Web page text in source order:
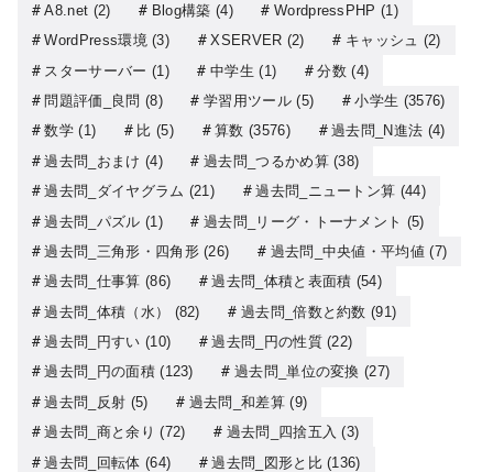
A8.net (2) Blog構築 (4) WordpressPHP (1)
WordPress環境(3) XSERVER (2) キャッシュ (2)
スターサーバー (1) 中学生 (1) 分数(4)
問題評価_良問 (8) 学習用ツール(5) 小学生 (3576)
数学(1) 比 (5) 算数 (3576) 過去問_N進法 (4)
過去問_おまけ (4) 過去問_つるかめ算(38)
過去問_ダイヤグラム (21) 過去問_ニュートン算 (44)
過去問_パズル (1) 過去問_リーグ・トーナメント (5)
過去問_三角形・四角形(26) 過去問_中央値・平均値 (7)
過去問_仕事算 (86) 過去問_体積と表面積 (54)
過去問_体積（水）
(82) 過去問_倍数と約数 (91)
過去問_円すい (10) 過去問_円の性質(22)
過去問_円の面積(123) 過去問_単位の変換 (27)
過去問_反射 (5) 過去問_和差算(9)
過去問_商と余り (72) 過去問_四捨五入 (3)
過去問_回転体 (64) 過去問_図形と比(136)